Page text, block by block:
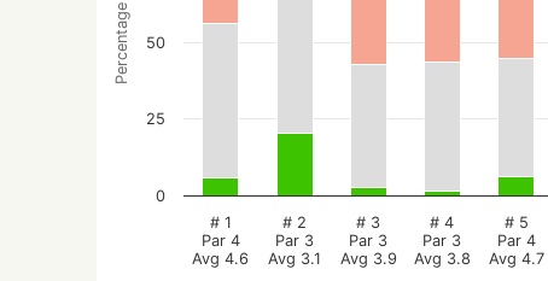
Percentage
# 1
Par 4
Avg 4.6
# 2
Par 3
Avg 3.1
# 3
Par 3
Avg 3.9
# 4
Par 3
Avg 3.8
# 5
Par 4
Avg 4.7
0
25
50